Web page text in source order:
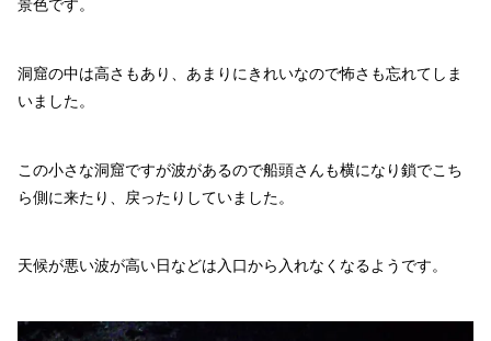
景色です。
洞窟の中は高さもあり、あまりにきれいなので怖さも忘れてしま
いました。
この小さな洞窟ですが波があるので船頭さんも横になり鎖でこち
ら側に来たり、戻ったりしていました。
天候が悪い波が高い日などは入口から入れなくなるようです。